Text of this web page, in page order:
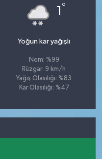
1 °
Yoğun kar yağışlı
Nem: %99
Rüzgar: 9 km/h
Yağış Olasılığı: %83
Kar Olasılığı: %47